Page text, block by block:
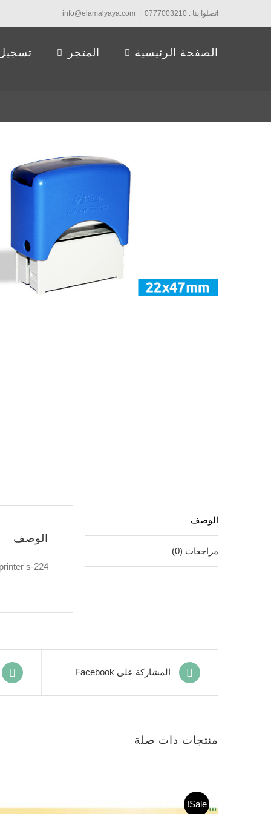
to
اتصلوا بنا : 0777003210 info@elamalyaya.com
الصفحة الرئيسية المتجر
الوصف
مراجعات (0)
الوصف
s-224
المشاركة على Facebook
منتجات ذات صلة
Sale!